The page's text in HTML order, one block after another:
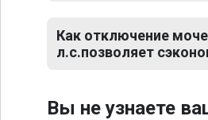
Как отключение
л.с.позволяет
Вы не узнаете